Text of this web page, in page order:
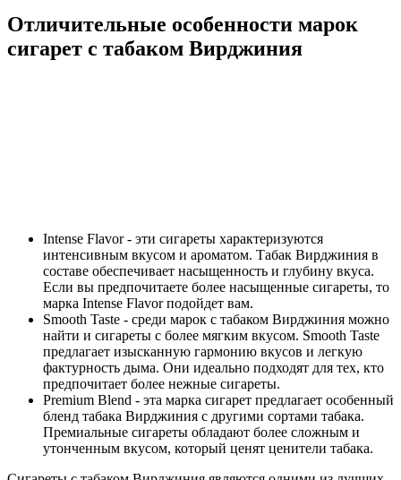
Отличительные особенности марок
сигарет с табаком Вирджиния
Intense Flavor - эти сигареты характеризуются
интенсивным вкусом и ароматом. Табак Вирджиния в
составе обеспечивает насыщенность и глубину вкуса.
Если вы предпочитаете более насыщенные сигареты, то
марка Intense Flavor подойдет вам.
Smooth Taste - среди марок с табаком Вирджиния можно
найти и сигареты с более мягким вкусом. Smooth Taste
предлагает изысканную гармонию вкусов и легкую
фактурность дыма. Они идеально подходят для тех, кто
предпочитает более нежные сигареты.
Premium Blend - эта марка сигарет предлагает особенный
бленд табака Вирджиния с другими сортами табака.
Премиальные сигареты обладают более сложным и
утонченным вкусом, который ценят ценители табака.